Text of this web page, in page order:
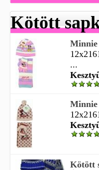
Kötött
Minnie
...
Minnie
Kötött